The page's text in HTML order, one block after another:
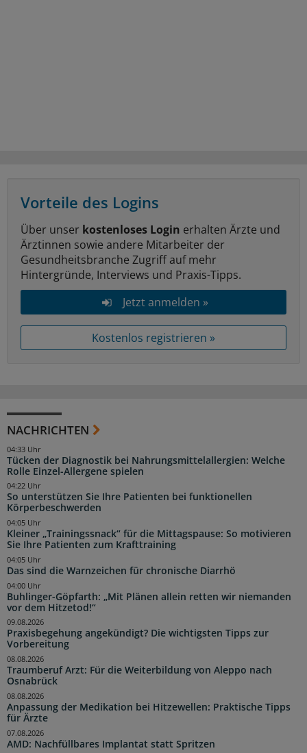
Vorteile des Logins
Über unser kostenloses Login erhalten Ärzte und
Ärztinnen sowie andere Mitarbeiter der
Gesundheitsbranche Zugriff auf mehr
Hintergründe, Interviews und Praxis-Tipps.
Jetzt anmelden »
Kostenlos registrieren »
NACHRICHTEN
Tücken der Diagnostik bei Nahrungsmittelallergien: Welche
Rolle Einzel-Allergene spielen
04:33 Uhr
So unterstützen Sie Ihre Patienten bei funktionellen
Körperbeschwerden
04:22 Uhr
Kleiner „Trainingssnack“ für die Mittagspause: So motivieren
Sie Ihre Patienten zum Krafttraining
04:05 Uhr
Das sind die Warnzeichen für chronische Diarrhö
04:05 Uhr
Buhlinger-Göpfarth: „Mit Plänen allein retten wir niemanden
vor dem Hitzetod!“
04:00 Uhr
Praxisbegehung angekündigt? Die wichtigsten Tipps zur
Vorbereitung
09.08.2026
Traumberuf Arzt: Für die Weiterbildung von Aleppo nach
Osnabrück
08.08.2026
Anpassung der Medikation bei Hitzewellen: Praktische Tipps
für Ärzte
08.08.2026
AMD: Nachfüllbares Implantat statt Spritzen
07.08.2026